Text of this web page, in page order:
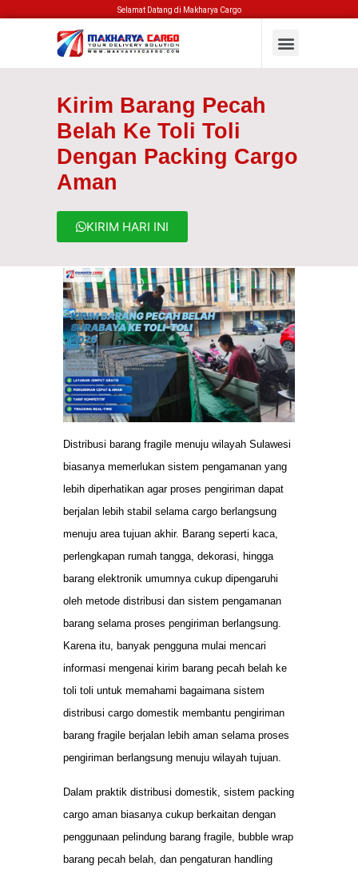
Selamat Datang di Makharya Cargo
Kirim Barang Pecah
Belah Ke Toli Toli
Dengan Packing Cargo
Aman
KIRIM HARI INI
Distribusi barang fragile menuju wilayah Sulawesi
biasanya memerlukan sistem pengamanan yang
lebih diperhatikan agar proses pengiriman dapat
berjalan lebih stabil selama cargo berlangsung
menuju area tujuan akhir. Barang seperti kaca,
perlengkapan rumah tangga, dekorasi, hingga
barang elektronik umumnya cukup dipengaruhi
oleh metode distribusi dan sistem pengamanan
barang selama proses pengiriman berlangsung.
Karena itu, banyak pengguna mulai mencari
informasi mengenai kirim barang pecah belah ke
toli toli untuk memahami bagaimana sistem
distribusi cargo domestik membantu pengiriman
barang fragile berjalan lebih aman selama proses
pengiriman berlangsung menuju wilayah tujuan.
Dalam praktik distribusi domestik, sistem packing
cargo aman biasanya cukup berkaitan dengan
penggunaan pelindung barang fragile, bubble wrap
barang pecah belah, dan pengaturan handling